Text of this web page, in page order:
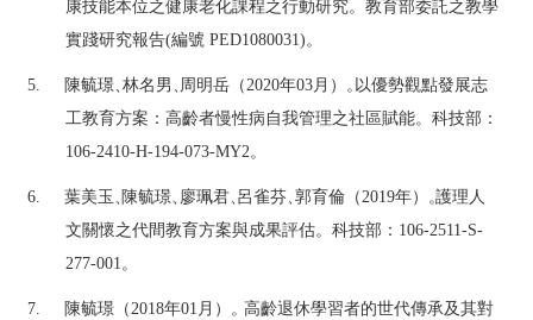
康技能本位之健康老化課程之行動研究。教育部委託之教學
實踐研究報告(編號 PED1080031)。
5. 陳毓璟、 林名男 、 周明岳（2020年03月） 。 以優勢觀點發展志
工教育方案：高齡者慢性病自我管理之社區賦能。科技部：
106-2410-H-194-073-MY2。
6. 葉美玉 、 陳毓璟、 廖珮君、 呂雀芬、 郭育倫（2019年） 。護理人
文關懷之代間教育方案與成果評估。科技部： 106-2511-S-
277-001。
7. 陳毓璟（2018年01 月） 。 高齡退休學習者的世代傳承及其對